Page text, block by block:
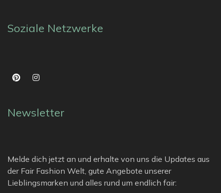
Soziale Netzwerke
Newsletter
Melde dich jetzt an und erhalte von uns die Updates aus
der Fair Fashion Welt, gute Angebote unserer
Lieblingsmarken und alles rund um endlich fair: